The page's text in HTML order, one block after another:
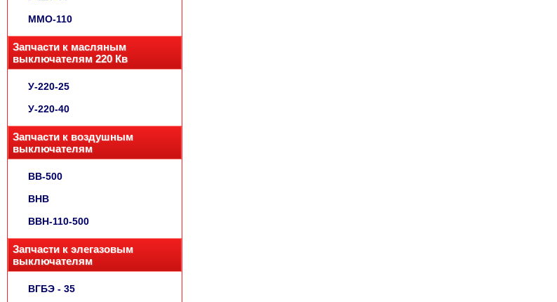
ММО-110
Запчасти к масляным
выключателям 220 Кв
У-220-25
У-220-40
Запчасти к воздушным
выключателям
ВВ-500
ВНВ
ВВН-110-500
Запчасти к элегазовым
выключателям
ВГБЭ - 35